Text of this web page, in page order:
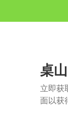
桌
立即获
面以获